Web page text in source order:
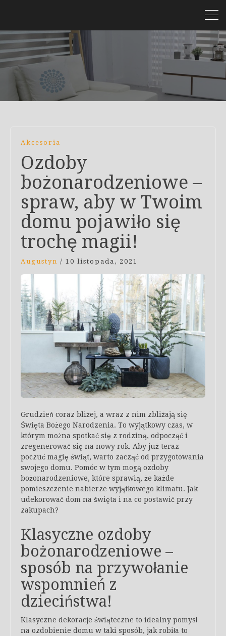
Akcesoria
Ozdoby
bożonarodzeniowe –
spraw, aby w Twoim
domu pojawiło się
trochę magii!
Augustyn / 10 listopada, 2021
Grudzień coraz bliżej, a wraz z nim zbliżają się
Święta Bożego Narodzenia. To wyjątkowy czas, w
którym można spotkać się z rodziną, odpocząć i
zregenerować się na nowy rok. Aby już teraz
poczuć magię świąt, warto zacząć od przygotowania
swojego domu. Pomóc w tym mogą ozdoby
bożonarodzeniowe, które sprawią, że każde
pomieszczenie nabierze wyjątkowego klimatu. Jak
udekorować dom na święta i na co postawić przy
zakupach?
Klasyczne ozdoby
bożonarodzeniowe –
sposób na przywołanie
wspomnień z
dzieciństwa!
Klasyczne dekoracje świąteczne to idealny pomysł
na ozdobienie domu w taki sposób, jak robiła to